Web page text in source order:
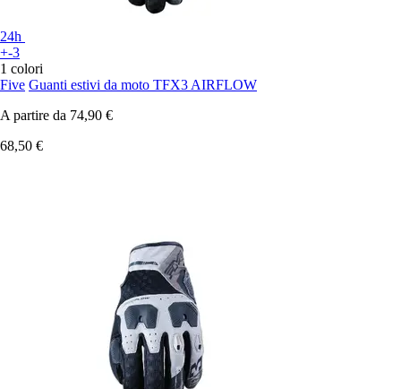
24h
+-3
1 colori
Five Guanti estivi da moto TFX3 AIRFLOW
A partire da 74,90 €
68,50 €